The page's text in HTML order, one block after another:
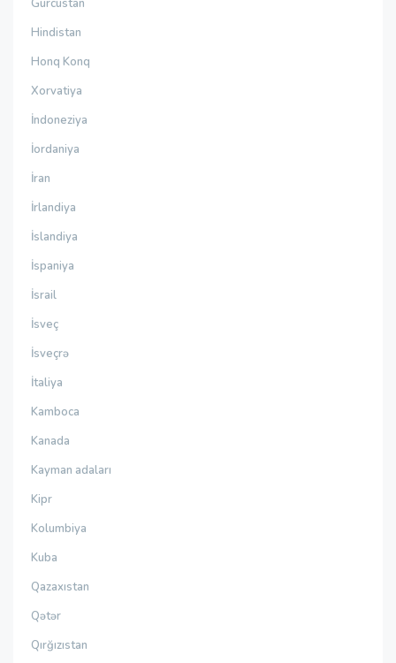
Gürcüstan
Hindistan
Honq Konq
Xorvatiya
İndoneziya
İordaniya
İran
İrlandiya
İslandiya
İspaniya
İsrail
İsveç
İsveçrə
İtaliya
Kamboca
Kanada
Kayman adaları
Kipr
Kolumbiya
Kuba
Qazaxıstan
Qətər
Qırğızıstan